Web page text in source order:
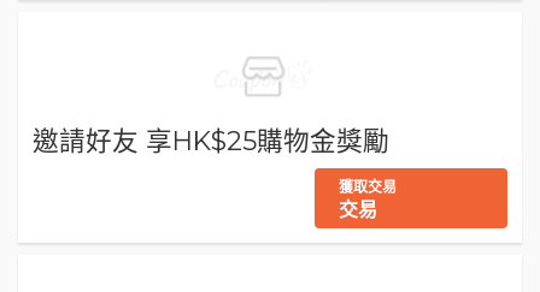
邀請好友 享HK$25購物金獎勵
獲取交易
交易